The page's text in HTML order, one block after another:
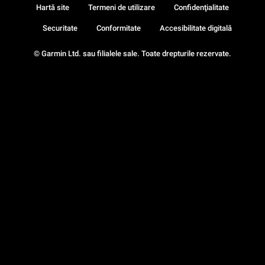
© Garmin Ltd. sau filialele sale. Toate drepturile rezervate.
Hartă site Termeni de utilizare Confidenţialitate
Securitate Conformitate Accesibilitate digitală